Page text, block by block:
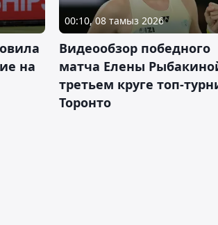
на
00:10, 08 тамыз 2026
Видеообзор победного
матча Елены
третьем круге топ-
Торонто